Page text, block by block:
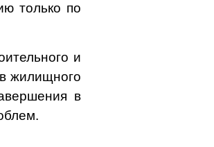
только по
и
жилищного
в